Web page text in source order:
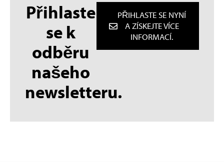
Přihlaste
se k
odběru
našeho
newsletteru.
PŘIHLASTE SE NYNÍ
A ZÍSKEJTE VÍCE
INFORMACÍ.